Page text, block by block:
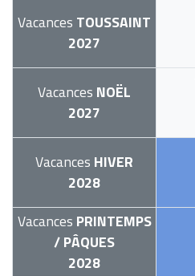
Vacances TOUSSAINT
2027
Vacances NOËL
2027
Vacances HIVER
2028
Vacances PRINTEMPS
/ PÂQUES
2028